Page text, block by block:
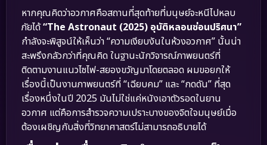
หากคุณคิดว่าอวกาศคือสถานที่สุดท้ายที่มนุษย์จะหนีไปหลบ
ภัยได้“The Astronaut (2025) อุบัติหลอนซ่อนปริศนา”
กำลังจะพิสูจน์ให้เห็นว่า “ความเงียบงันในห้วงอวกาศ” นั้นน่า
สะพรึงกลัวกว่าที่คุณคิด ในฐานะนักวิจารณ์ภาพยนตร์ที่
ติดตามงานแนวไซไฟ-สยองขวัญมาโดยตลอด ผมขอยกให้
เรื่องนี้เป็นงานภาพยนตร์ที่ “เฉียบคม” และ “กดดัน” ที่สุด
เรื่องหนึ่งในปี 2025 มันไม่ใช่แค่หนังเอาตัวรอดในยาน
อวกาศ แต่คือการสำรวจความเปราะบางของจิตใจมนุษย์เมื่อ
ต้องเผชิญกับสิ่งที่วิทยาศาสตร์ไม่สามารถอธิบายได้